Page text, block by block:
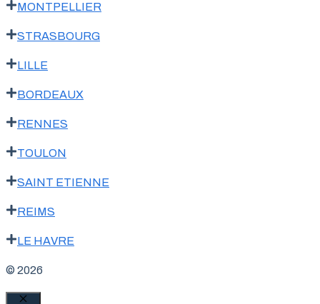
MONTPELLIER
STRASBOURG
LILLE
BORDEAUX
RENNES
TOULON
SAINT ETIENNE
REIMS
LE HAVRE
© 2026